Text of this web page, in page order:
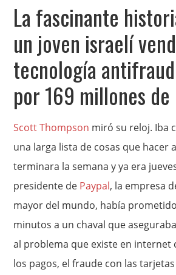
La fascinante
un joven israelí
tecnología
por 169 millones
Scott Thompson miró su reloj. Iba
una larga lista de cosas que hacer
terminara la semana y ya era
presidente de Paypal, la empresa
mayor del mundo, había
minutos a un chaval que
al problema que existe en internet
los pagos, el fraude con las